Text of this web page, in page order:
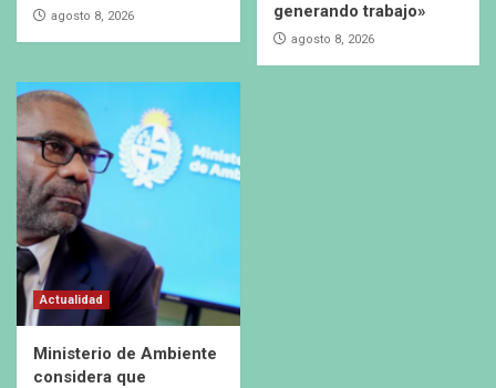
agosto 8, 2026
generando trabajo»
agosto 8, 2026
Actualidad
Ministerio de Ambiente
considera que